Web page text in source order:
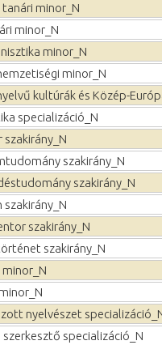
minor_N
minor_N
minor_N
minor_N
kultúrák és Közép-
specializáció_N
szakirány_N
szakirány_N
szakirány_N
szakirány_N
szakirány_N
szakirány_N
nyelvészet
specializáció_N